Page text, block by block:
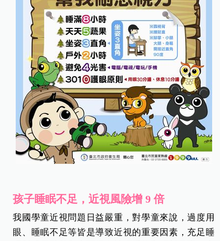
孩子睡眠不足，近視風險增9倍
我國學童近視問題日益嚴重，對學童來說，過度用
眼、睡眠不足等皆是導致近視的重要因素，充足睡